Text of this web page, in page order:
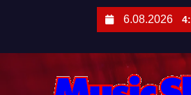
6.08.2026